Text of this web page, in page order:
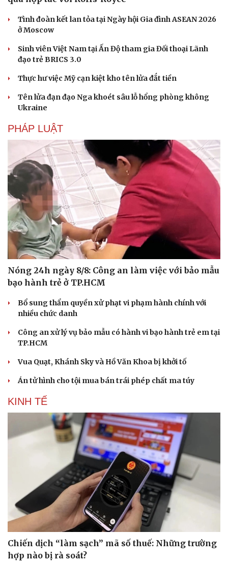
Du lịch
Săn Tour
check-in
Podcast
Câu chuyện thời sự
Đọc truyện đêm khuya
Cửa sổ tình yêu
Tình đoàn kết lan tỏa tại Ngày hội Gia đình ASEAN 2026
ở Moscow
Sinh viên Việt Nam tại Ấn Độ tham gia Đối thoại Lãnh
đạo trẻ BRICS 3.0
Thực hư việc Mỹ cạn kiệt kho tên lửa đắt tiền
Tên lửa đạn đạo Nga khoét sâu lỗ hổng phòng không
Ukraine
PHÁP LUẬT
Nóng 24h ngày 8/8: Công an làm việc với bảo mẫu
bạo hành trẻ ở TP.HCM
Bổ sung thẩm quyền xử phạt vi phạm hành chính với
nhiều chức danh
Công an xử lý vụ bảo mẫu có hành vi bạo hành trẻ em tại
TP.HCM
Vua Quạt, Khánh Sky và Hồ Văn Khoa bị khởi tố
Án tử hình cho tội mua bán trái phép chất ma túy
KINH TẾ
Chiến dịch “làm sạch” mã số thuế: Những trường
hợp nào bị rà soát?